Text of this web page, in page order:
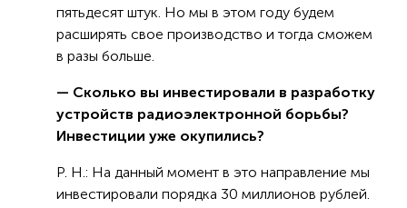
пятьдесят штук. Но мы в этом году будем
расширять свое производство и тогда сможем
в разы больше.
— Сколько вы инвестировали в разработку
устройств радиоэлектронной борьбы?
Инвестиции уже окупились?
Р. Н.: На данный момент в это направление мы
инвестировали порядка 30 миллионов рублей.